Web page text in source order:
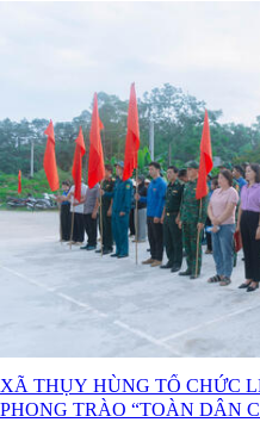
XÃ THỤY HÙNG TỔ CHỨC
PHONG TRÀO “TOÀN DÂN